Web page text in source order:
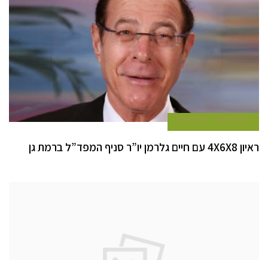
9 ביולי 2015 כתב במרכז
ראיון 4X6X8 עם חיים גלרמן יו”ר סניף המפד”ל ברמת גן